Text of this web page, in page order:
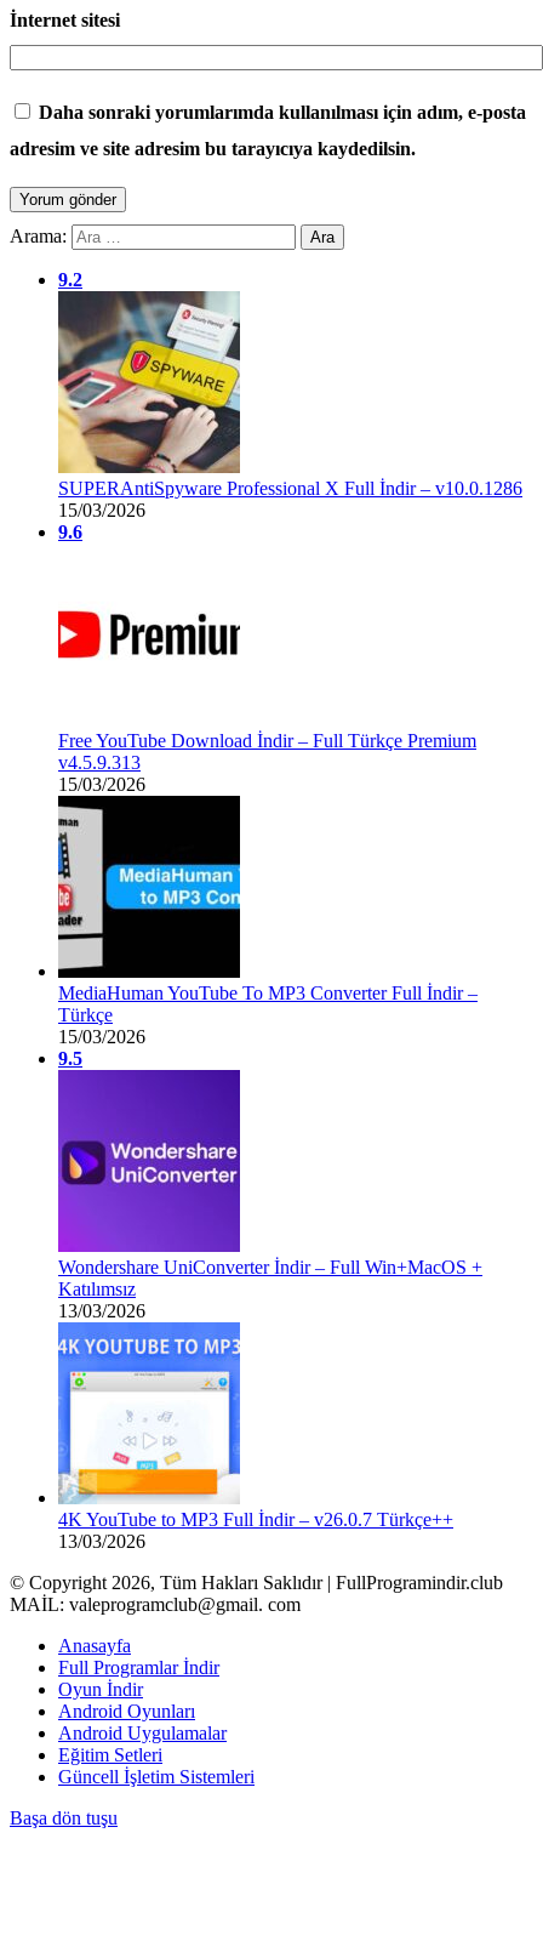
İnternet sitesi
Daha sonraki yorumlarımda kullanılması için adım, e-posta
adresim ve site adresim bu tarayıcıya kaydedilsin.
Arama:
9.2
SUPERAntiSpyware Professional X Full İndir – v10.0.1286
15/03/2026
9.6
Free YouTube Download İndir – Full Türkçe Premium
v4.5.9.313
15/03/2026
MediaHuman YouTube To MP3 Converter Full İndir –
Türkçe
15/03/2026
9.5
Wondershare UniConverter İndir – Full Win+MacOS +
Katılımsız
13/03/2026
4K YouTube to MP3 Full İndir – v26.0.7 Türkçe++
13/03/2026
© Copyright 2026, Tüm Hakları Saklıdır | FullProgramindir.club
MAİL: valeprogramclub@gmail. com
Anasayfa
Full Programlar İndir
Oyun İndir
Android Oyunları
Android Uygulamalar
Eğitim Setleri
Güncell İşletim Sistemleri
Başa dön tuşu